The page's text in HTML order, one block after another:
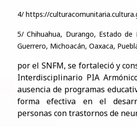
4/ https://
5/ Chihuahua, Durango, Estado de
Guerrero, Michoacán, Oaxaca,
por el SNFM, se fortaleció y
Interdisciplinario PIA
ausencia de programas
forma efectiva en el
personas con trastornos de